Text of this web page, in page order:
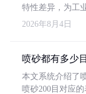
特性差异，为工
2026年8月4日
喷砂都有多少目
本文系统介绍了
喷砂200目对应